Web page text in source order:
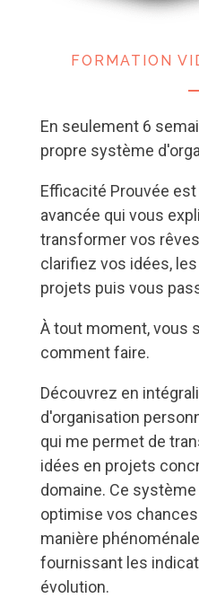
FORMATION
En seulement 6
propre système
Efficacité Prouvée
avancée qui vous
transformer vos
clarifiez vos idées,
projets puis vous
À tout moment, vous
comment faire.
Découvrez en
d'organisation
qui me permet de
idées en projets
domaine. Ce
optimise vos
manière
fournissant les
évolution.